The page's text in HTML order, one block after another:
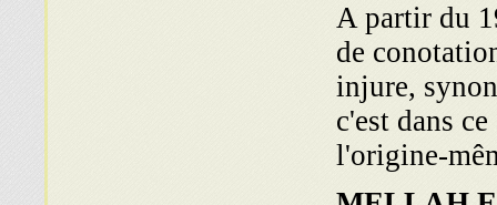
A partir du
de
injure,
c'est dans
l'origine-